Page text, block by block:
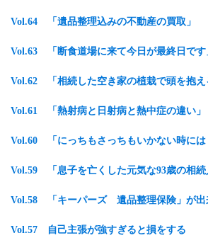
Vol.64 「遺品整理込みの不動産の買取」
Vol.63 「断食道場に来て今日が最終日です
Vol.62 「相続した空き家の植栽で頭を抱え
Vol.61 「熱射病と日射病と熱中症の違い」
Vol.60 「にっちもさっちもいかない時には
Vol.59 「息子を亡くした元気な93歳の相続
Vol.58 「キーパーズ 遺品整理保険」が出
Vol.57 自己主張が強すぎると損をする